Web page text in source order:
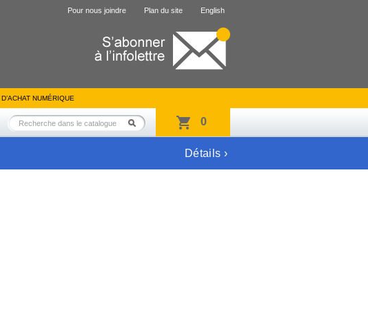
Pour nous joindre Plan du site English
NUMÉRIQUE
0
Détails ›